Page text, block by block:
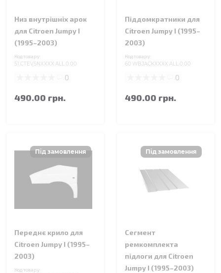
Низ внутрішніх арок
для Citroen Jumpy I
(1995–2003)
Код товару:
51.CTEVSNXXXX.ALL.0.00
0
490.00 грн.
Піддомкратники для
Citroen Jumpy I (1995–
2003)
Код товару:
60.WBJACKXXXX.ALL.0.00
0
490.00 грн.
Переднє крило для
Citroen Jumpy I (1995–
2003)
Код товару:
Сегмент
ремкомплекта
підлоги для Citroen
Jumpy I (1995–2003)